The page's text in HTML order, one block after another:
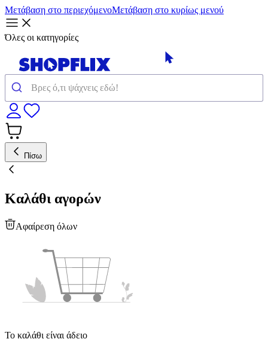
Μετάβαση στο περιεχόμενοΜετάβαση στο κυρίως μενού
Όλες οι κατηγορίες
Πίσω
Καλάθι αγορών
Αφαίρεση όλων
Το καλάθι είναι άδειο